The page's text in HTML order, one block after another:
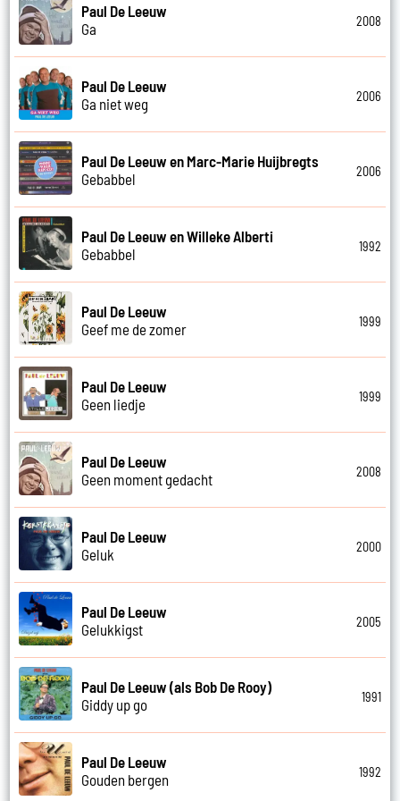
Paul De Leeuw
Ga
2008
Paul De Leeuw
Ga niet weg
2006
Paul De Leeuw en Marc-Marie Huijbregts
Gebabbel
2006
Paul De Leeuw en Willeke Alberti
Gebabbel
1992
Paul De Leeuw
Geef me de zomer
1999
Paul De Leeuw
Geen liedje
1999
Paul De Leeuw
Geen moment gedacht
2008
Paul De Leeuw
Geluk
2000
Paul De Leeuw
Gelukkigst
2005
Paul De Leeuw (als Bob De Rooy)
Giddy up go
1991
Paul De Leeuw
Gouden bergen
1992